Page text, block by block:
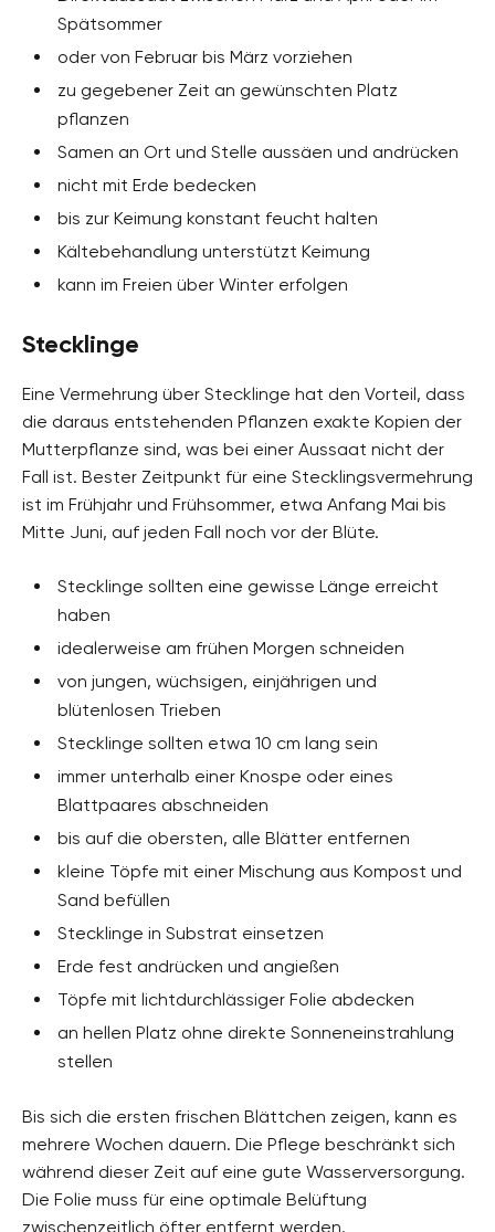
Spätsommer
oder von Februar bis März vorziehen
zu gegebener Zeit an gewünschten Platz
pflanzen
Samen an Ort und Stelle aussäen und andrücken
nicht mit Erde bedecken
bis zur Keimung konstant feucht halten
Kältebehandlung unterstützt Keimung
kann im Freien über Winter erfolgen
Stecklinge
Eine Vermehrung über Stecklinge hat den Vorteil, dass
die daraus entstehenden Pflanzen exakte Kopien der
Mutterpflanze sind, was bei einer Aussaat nicht der
Fall ist. Bester Zeitpunkt für eine Stecklingsvermehrung
ist im Frühjahr und Frühsommer, etwa Anfang Mai bis
Mitte Juni, auf jeden Fall noch vor der Blüte.
Stecklinge sollten eine gewisse Länge erreicht
haben
idealerweise am frühen Morgen schneiden
von jungen, wüchsigen, einjährigen und
blütenlosen Trieben
Stecklinge sollten etwa 10 cm lang sein
immer unterhalb einer Knospe oder eines
Blattpaares abschneiden
bis auf die obersten, alle Blätter entfernen
kleine Töpfe mit einer Mischung aus Kompost und
Sand befüllen
Stecklinge in Substrat einsetzen
Erde fest andrücken und angießen
Töpfe mit lichtdurchlässiger Folie abdecken
an hellen Platz ohne direkte Sonneneinstrahlung
stellen
Bis sich die ersten frischen Blättchen zeigen, kann es
mehrere Wochen dauern. Die Pflege beschränkt sich
während dieser Zeit auf eine gute Wasserversorgung.
Die Folie muss für eine optimale Belüftung
zwischenzeitlich öfter entfernt werden.